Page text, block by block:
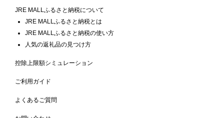
JRE MALLふるさと納税について
JRE MALLふるさと納税とは
JRE MALLふるさと納税の使い方
人気の返礼品の見つけ方
控除上限額シミュレーション
ご利用ガイド
よくあるご質問